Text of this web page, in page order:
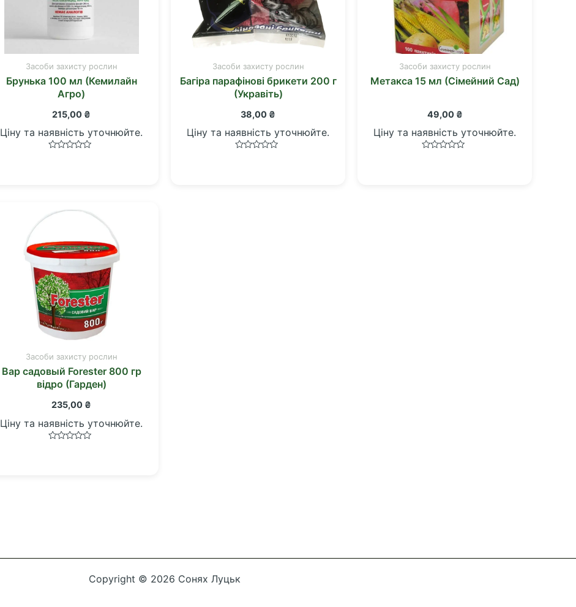
Засоби захисту рослин
Брунька 100 мл (Кемилайн
Агро)
215,00 ₴
Ціну та наявність уточнюйте.
Засоби захисту рослин
Багіра парафінові брикети 200 г
(Укравіть)
38,00 ₴
Ціну та наявність уточнюйте.
Засоби захисту рослин
Метакса 15 мл (Сімейний Сад)
49,00 ₴
Ціну та наявність уточнюйте.
Засоби захисту рослин
Вар садовый Forester 800 гр
відро (Гарден)
235,00 ₴
Ціну та наявність уточнюйте.
Copyright © 2026 Сонях Луцьк